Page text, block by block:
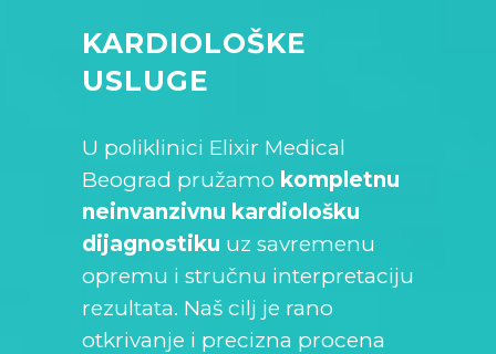
KARDIOLOŠKE
USLUGE
U poliklinici Elixir Medical
Beograd pružamo kompletnu
neinvanzivnu kardiološku
dijagnostiku uz savremenu
opremu i stručnu interpretaciju
rezultata. Naš cilj je rano
otkrivanje i precizna procena